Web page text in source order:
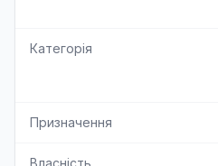
Категорія
Призначення
Власність